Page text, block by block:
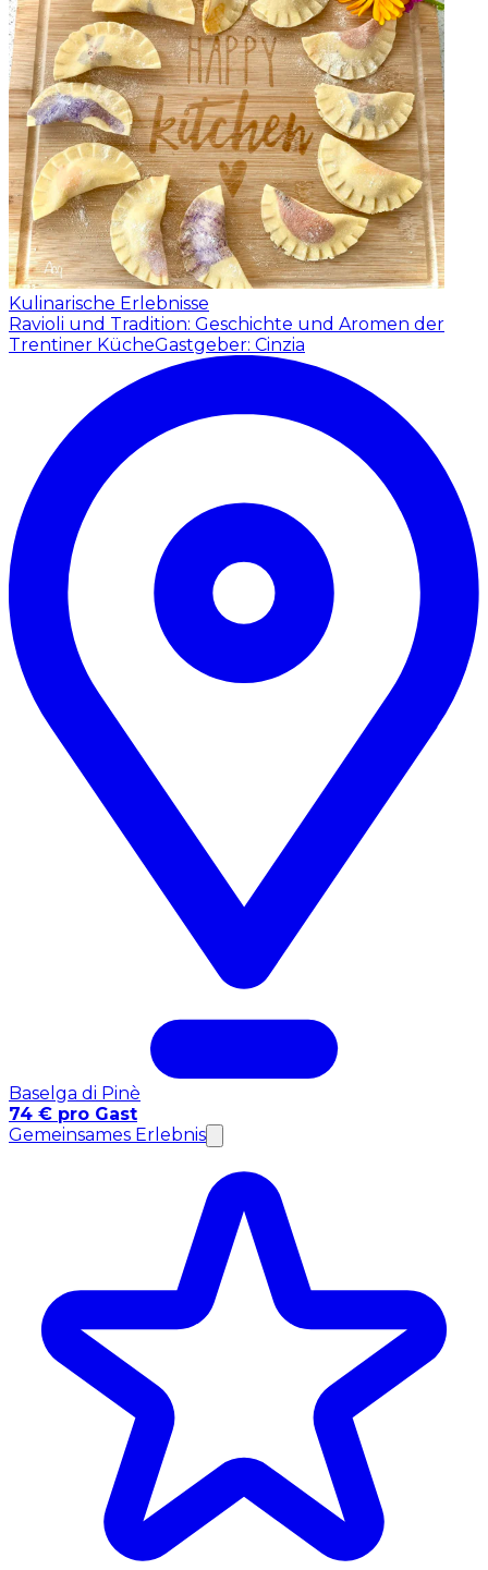
Kulinarische Erlebnisse
Ravioli und Tradition: Geschichte und Aromen der
Trentiner KücheGastgeber: Cinzia
Baselga di Pinè
74 € pro Gast
Gemeinsames Erlebnis